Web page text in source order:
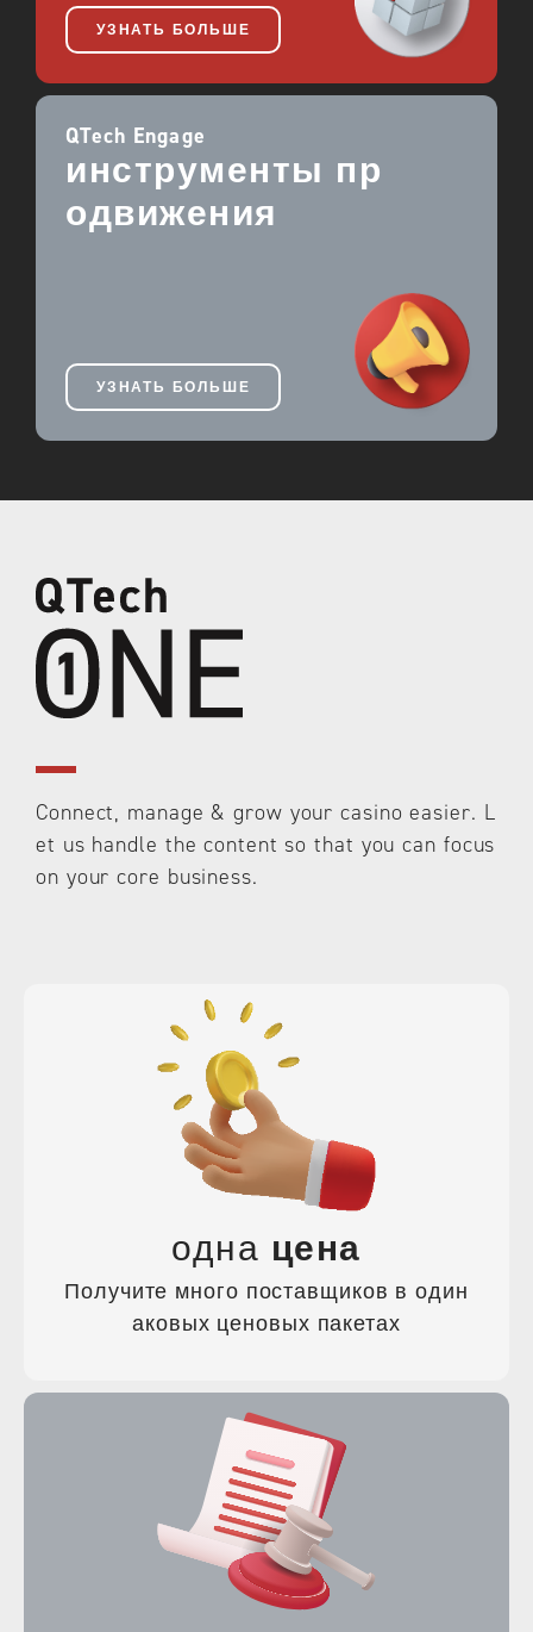
УЗНАТЬ БОЛЬШЕ
QTech Engage
инструменты пр
одвижения
УЗНАТЬ БОЛЬШЕ
Connect, manage & grow your casino easier. L
et us handle the content so that you can focus
on your core business.
одна цена
Получите много поставщиков в один
аковых ценовых пакетах
Добро пожаловать в Q
Tech Games!
Español Brazil
Tiếng Việt
Этот веб-сайт использует файлы cooki
e, чтобы обеспечить вам лучший опыт
на вашем сайте.
ПРИНЯТЬ И ПРОДОЛЖИТЬ